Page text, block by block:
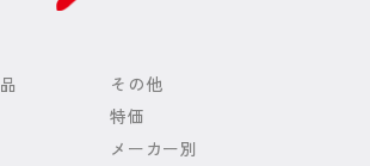
その他
特価
メーカー別